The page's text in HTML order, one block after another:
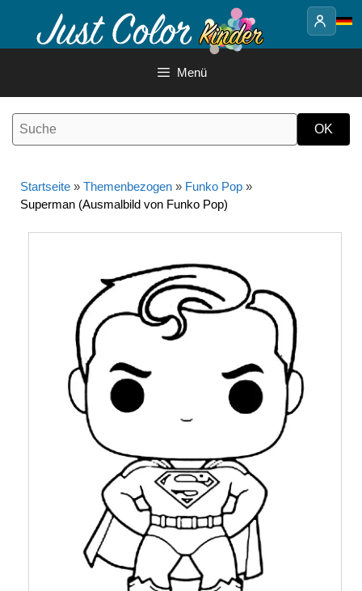
Inhalt
Menü
Startseite » Themenbezogen » Funko Pop »
Superman (Ausmalbild von Funko Pop)